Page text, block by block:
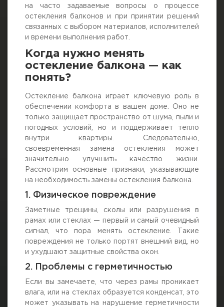
на часто задаваемые вопросы о процессе
остекления балконов и при принятии решений
связанных с выбором материалов, исполнителей
и времени выполнения работ.
Когда нужно менять
остекление балкона — как
понять?
Остекление балкона играет ключевую роль в
обеспечении комфорта в вашем доме. Оно не
только защищает пространство от шума, пыли и
погодных условий, но и поддерживает тепло
внутри квартиры. Следовательно,
своевременная замена остекления может
значительно улучшить качество жизни.
Рассмотрим основные признаки, указывающие
на необходимость замены остекления балкона.
1. Физическое повреждение
Заметные трещины, сколы или разрушения в
рамах или стеклах — первый и самый очевидный
сигнал, что пора менять остекление. Такие
повреждения не только портят внешний вид, но
и ухудшают защитные свойства окон.
2. Проблемы с герметичностью
Если вы замечаете, что через рамы проникает
влага, или на стеклах образуется конденсат, это
может указывать на нарушение герметичности